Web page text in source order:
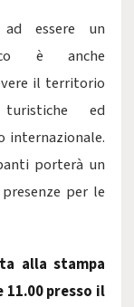
essere un
è anche
il territorio
ed
internazionale.
porterà un
per le
alla stampa
presso il